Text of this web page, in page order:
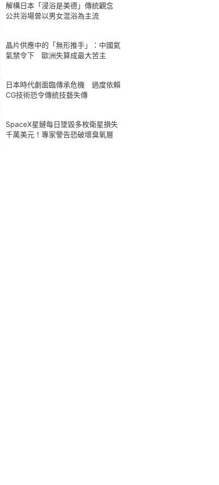
解構日本「浸浴是美德」傳統觀念
公共浴場曾以男女混浴為主流
晶片供應中的「無形推手」：中國氦
氣禁令下 歐洲失算成最大苦主
日本時代劇面臨傳承危機 過度依賴
CG技術恐令傳統技藝失傳
SpaceX星鏈每日墜毀多枚衛星損失
千萬美元！專家警告恐破壞臭氧層